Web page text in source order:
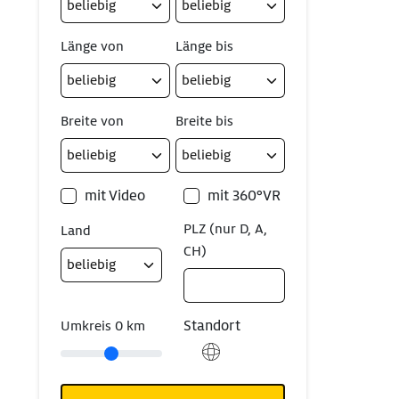
Länge von Länge bis
Breite von Breite bis
mit Video mit 360°VR
Land
PLZ (nur D, A,
CH)
Umkreis 0 km Standort